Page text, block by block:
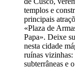
templos e
principais
«Plaza de
Papa». Deixe
nesta cidade
ruínas
subterrâneas e